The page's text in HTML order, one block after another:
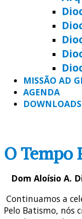
MISSÃO AD
AGENDA
DOWNLOADS
O Tempo
Dom Aloísio A.
Continuamos a
Pelo Batismo, nós